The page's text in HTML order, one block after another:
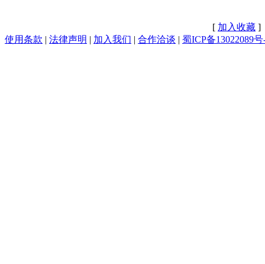
[ 加入收藏 ]
使用条款 | 法律声明 | 加入我们 | 合作洽谈 | 蜀ICP备13022089号